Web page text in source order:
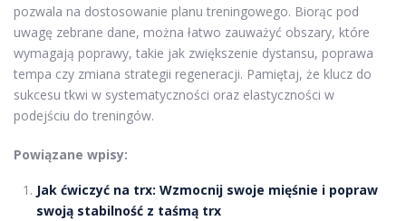
pozwala na dostosowanie planu treningowego. Biorąc pod
uwagę zebrane dane, można łatwo zauważyć obszary, które
wymagają poprawy, takie jak zwiększenie dystansu, poprawa
tempa czy zmiana strategii regeneracji. Pamiętaj, że klucz do
sukcesu tkwi w systematyczności oraz elastyczności w
podejściu do treningów.
Powiązane wpisy:
Jak ćwiczyć na trx: Wzmocnij swoje mięśnie i popraw
swoją stabilność z taśmą trx